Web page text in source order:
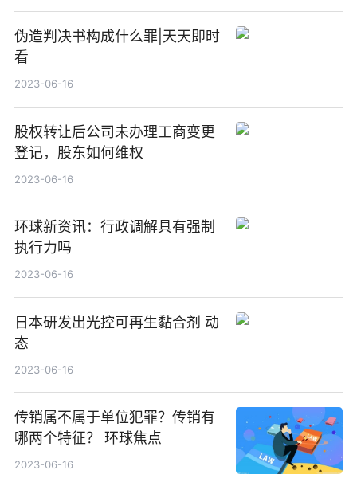
伪造判决书构成什么罪|天天即时
看
2023-06-16
股权转让后公司未办理工商变更
登记，股东如何维权
2023-06-16
环球新资讯：行政调解具有强制
执行力吗
2023-06-16
日本研发出光控可再生黏合剂 动
态
2023-06-16
传销属不属于单位犯罪？传销有
哪两个特征？ 环球焦点
2023-06-16